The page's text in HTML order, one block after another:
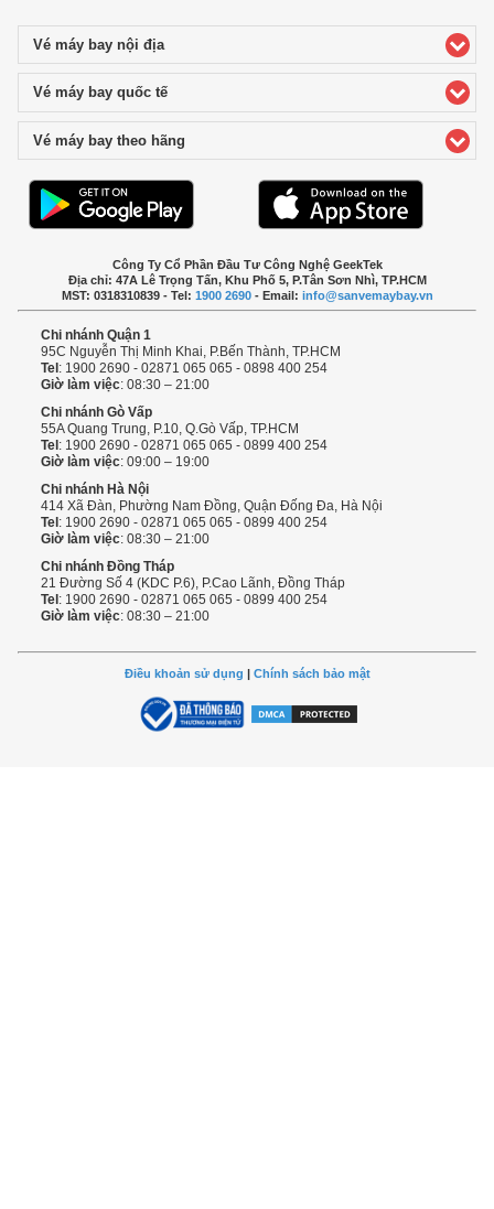
Vé máy bay nội địaclick to expand contents
Vé máy bay quốc tếclick to expand contents
Vé máy bay theo hãng
Công Ty Cổ Phần Đầu Tư Công Nghệ GeekTek
Địa chỉ: 47A Lê Trọng Tấn, Khu Phố 5, P.Tân Sơn Nhì, TP.HCM
MST: 0318310839 - Tel: 1900 2690- Email: info@sanvemaybay.vn
Chi nhánh Quận 1
95C Nguyễn Thị Minh Khai, P.Bến Thành, TP.HCM
Tel : 1900 2690 - 02871 065 065 - 0898 400 254
Giờ làm việc: 08:30 – 21:00
Chi nhánh Gò Vấp
55A Quang Trung, P.10, Q.Gò Vấp, TP.HCM
Tel : 1900 2690 - 02871 065 065 - 0899 400 254
Giờ làm việc: 09:00 – 19:00
Chi nhánh Hà Nội
414 Xã Đàn, Phường Nam Đồng, Quận Đống Đa, Hà Nội
Tel : 1900 2690 - 02871 065 065 - 0899 400 254
Giờ làm việc: 08:30 – 21:00
Chi nhánh Đồng Tháp
21 Đường Số 4 (KDC P.6), P.Cao Lãnh, Đồng Tháp
Tel : 1900 2690 - 02871 065 065 - 0899 400 254
Giờ làm việc: 08:30 – 21:00
Điều khoản sử dụng Chính sách bảo mật